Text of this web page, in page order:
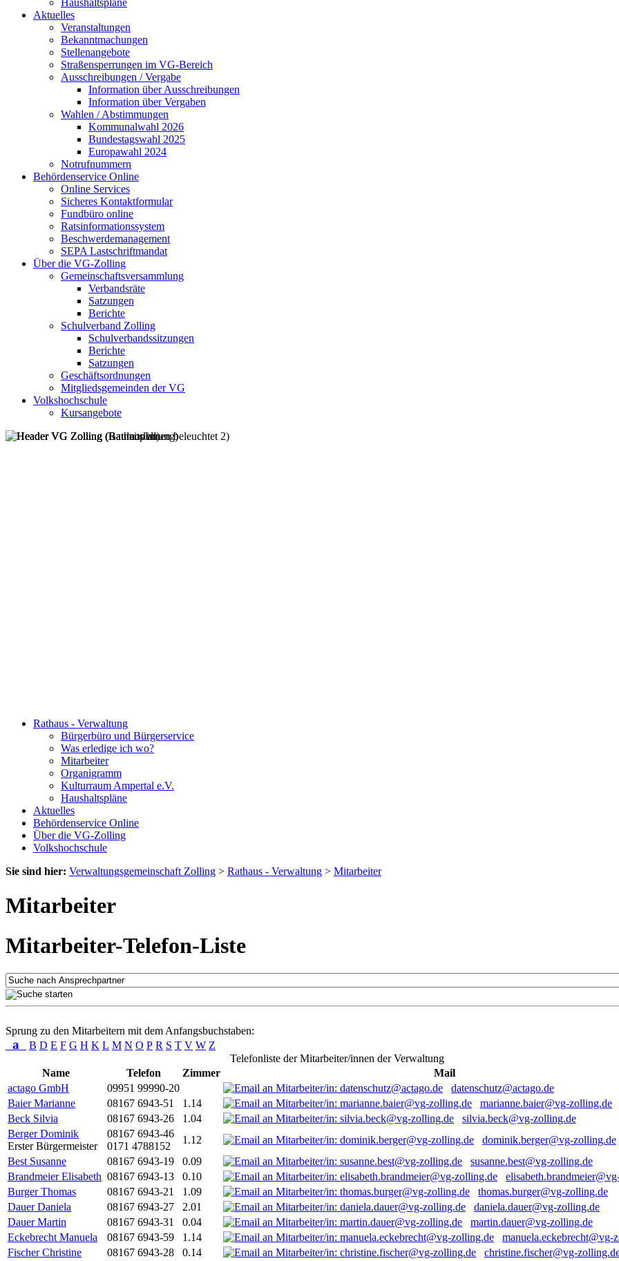
Haushaltspläne
Aktuelles
Veranstaltungen
Bekanntmachungen
Stellenangebote
Straßensperrungen im VG-Bereich
Ausschreibungen / Vergabe
Information über Ausschreibungen
Information über Vergaben
Wahlen / Abstimmungen
Kommunalwahl 2026
Bundestagswahl 2025
Europawahl 2024
Notrufnummern
Behördenservice Online
Online Services
Sicheres Kontaktformular
Fundbüro online
Ratsinformationssystem
Beschwerdemanagement
SEPA Lastschriftmandat
Über die VG-Zolling
Gemeinschaftsversammlung
Verbandsräte
Satzungen
Berichte
Schulverband Zolling
Schulverbandssitzungen
Berichte
Satzungen
Geschäftsordnungen
Mitgliedsgemeinden der VG
Volkshochschule
Kursangebote
Rathaus - Verwaltung
Bürgerbüro und Bürgerservice
Was erledige ich wo?
Mitarbeiter
Organigramm
Kulturraum Ampertal e.V.
Haushaltspläne
Aktuelles
Behördenservice Online
Über die VG-Zolling
Volkshochschule
Sie sind hier: Verwaltungsgemeinschaft Zolling > Rathaus - Verwaltung > Mitarbeiter
Mitarbeiter
Mitarbeiter-Telefon-Liste
Sprung zu den Mitarbeitern mit dem Anfangsbuchstaben:
a B D E F G H K L M N O P R S T V W Z
Telefonliste der Mitarbeiter/innen der Verwaltung
Name
Telefon Zimmer
Mail
actago GmbH
09951 99990-20
datenschutz@actago.de
Baier Marianne
08167 6943-51 1.14
marianne.baier@vg-zolling.de
Beck Silvia
08167 6943-26 1.04
silvia.beck@vg-zolling.de
Berger Dominik
Erster Bürgermeister
08167 6943-46
0171 4788152
1.12
dominik.berger@vg-zolling.de
Best Susanne
08167 6943-19 0.09
susanne.best@vg-zolling.de
Brandmeier Elisabeth 08167 6943-13 0.10
Burger Thomas
08167 6943-21 1.09
thomas.burger@vg-zolling.de
Dauer Daniela
08167 6943-27 2.01
daniela.dauer@vg-zolling.de
Dauer Martin
08167 6943-31 0.04
martin.dauer@vg-zolling.de
Eckebrecht Manuela
08167 6943-59 1.14
manuela.eckebrecht@vg-
Fischer Christine
08167 6943-28 0.14
christine.fischer@vg-